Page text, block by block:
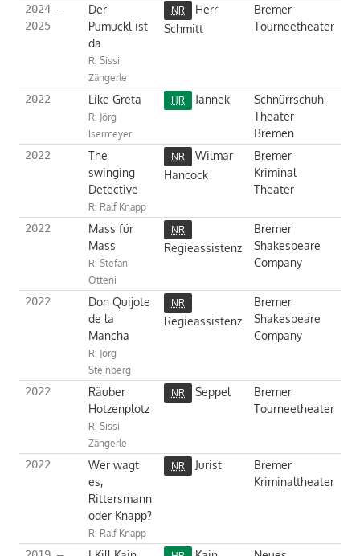
2024 –
2025
Der
Pumuckl ist
da
R: Sissi
Zängerle
NR
Herr
Schmitt
Bremer
Tourneetheater
2022 Like Greta
R: Jörg
Isermeyer
HR Jannek
Schnürrschuh-
Theater
Bremen
2022
The
swinging
Detective
R: Ralf Knapp
NR
Wilmar
Hancock
Bremer
Kriminal
Theater
2022
Mass für
Mass
R: Stefan
Otteni
NR
Regieassistenz
Bremer
Shakespeare
Company
2022
Don Quijote
de la
Mancha
R: Jörg
Steinberg
NR
Regieassistenz
Bremer
Shakespeare
Company
2022
Räuber
Hotzenplotz
R: Sissi
Zängerle
NR Seppel
Bremer
Tourneetheater
2022
Wer wagt
es,
Rittersmann
oder Knapp?
R: Ralf Knapp
NR Jurist
Bremer
Kriminaltheater